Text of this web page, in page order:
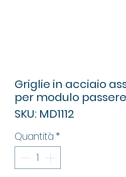
Griglie in acciaio
per modulo
SKU: MD1112
Quantità *